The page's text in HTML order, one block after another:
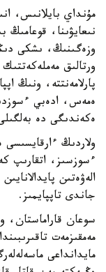
مۇنداي بايلانىس،
نىعايۋىنا، قوعامىڭ
وزەگىنىڭ، ىشكى
ورتالىق
پارلامەنتتە، ونىڭ
ەمەس، ادەبي
ەكەندىگى دە
ولاردىڭ ءارقايسىسى
ءسوزسىز، اتقارىپ
الەۋەتىن
جاندى تاپپايمىز.
سوعان قاراماستان،
مەمقىزمەت
مايدانداعى